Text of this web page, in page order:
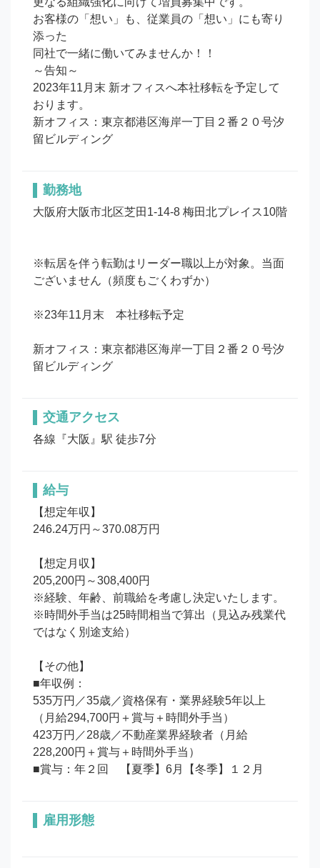
お客様の「想い」も、従業員の「想い」にも寄り
添った
同社で一緒に働いてみませんか！！
～告知～
2023年11月末 新オフィスへ本社移転を予定して
おります。
新オフィス：東京都港区海岸一丁目２番２０号汐
留ビルディング
勤務地
大阪府大阪市北区芝田1-14-8 梅田北プレイス10階
※転居を伴う転勤はリーダー職以上が対象。当面
ございません（頻度もごくわずか）
※23年11月末　本社移転予定
新オフィス：東京都港区海岸一丁目２番２０号汐
留ビルディング
交通アクセス
各線『大阪』駅 徒歩7分
給与
【想定年収】
246.24万円～370.08万円
【想定月収】
205,200円～308,400円
※経験、年齢、前職給を考慮し決定いたします。
※時間外手当は25時間相当で算出（見込み残業代
ではなく別途支給）
【その他】
■年収例：
535万円／35歳／資格保有・業界経験5年以上
（月給294,700円＋賞与＋時間外手当）
423万円／28歳／不動産業界経験者（月給
228,200円＋賞与＋時間外手当）
■賞与：年２回　【夏季】6月【冬季】１２月
雇用形態